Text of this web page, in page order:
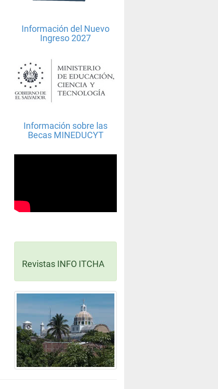
Información del Nuevo
Ingreso 2027
Información sobre las
Becas MINEDUCYT
Revistas INFO ITCHA